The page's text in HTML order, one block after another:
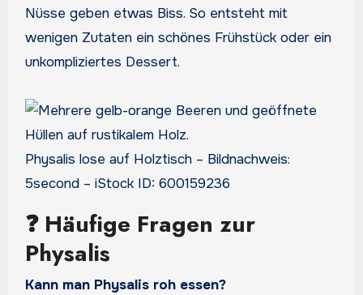
Nüsse geben etwas Biss. So entsteht mit
wenigen Zutaten ein schönes Frühstück oder ein
unkompliziertes Dessert.
Physalis lose auf Holztisch – Bildnachweis:
5second – iStock ID: 600159236
❓ Häufige Fragen zur
Physalis
Kann man Physalis roh essen?